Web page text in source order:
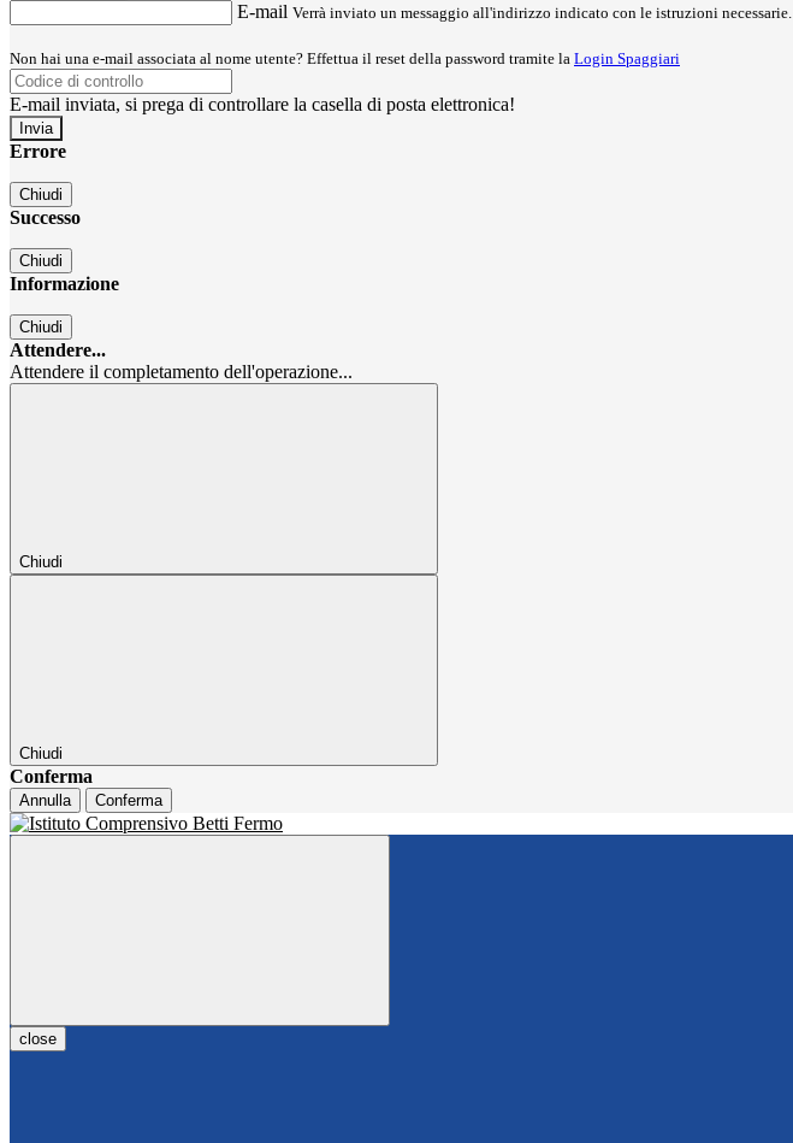
E-mail Verrà inviato un messaggio all'indirizzo indicato con le istruzioni necessarie.
Non hai una e-mail associata al nome utente? Effettua il reset della password tramite la Login Spaggiari
E-mail inviata, si prega di controllare la casella di posta elettronica!
Errore
Chiudi
Successo
Chiudi
Informazione
Chiudi
Attendere...
Attendere il completamento dell'operazione...
Chiudi
Chiudi
Conferma
Annulla Conferma
close